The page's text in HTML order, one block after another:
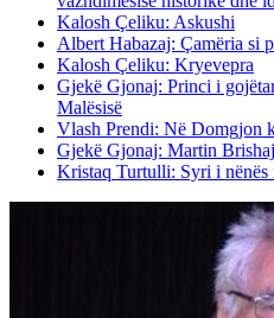
Kalosh Çeliku: Askushi
Albert Habazaj: Çamëria si
Kalosh Çeliku: Kryevepra
Gjekë Gjonaj: Princi i
Malësisë
Vlash Prendi: Në Domgjon
Gjekë Gjonaj: Martin
Kristaq Turtulli: Syri i nënës